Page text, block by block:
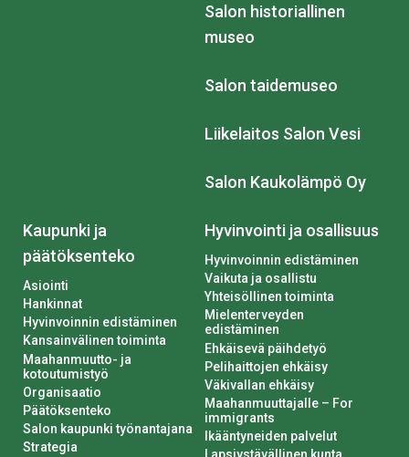
Salon historiallinen
museo
Salon taidemuseo
Liikelaitos Salon Vesi
Salon Kaukolämpö Oy
Kaupunki ja
päätöksenteko
Asiointi
Hankinnat
Hyvinvoinnin edistäminen
Kansainvälinen toiminta
Maahanmuutto- ja
kotoutumistyö
Organisaatio
Päätöksenteko
Salon kaupunki työnantajana
Strategia
Hyvinvointi ja osallisuus
Hyvinvoinnin edistäminen
Vaikuta ja osallistu
Yhteisöllinen toiminta
Mielenterveyden
edistäminen
Ehkäisevä päihdetyö
Pelihaittojen ehkäisy
Väkivallan ehkäisy
Maahanmuuttajalle – For
immigrants
Ikääntyneiden palvelut